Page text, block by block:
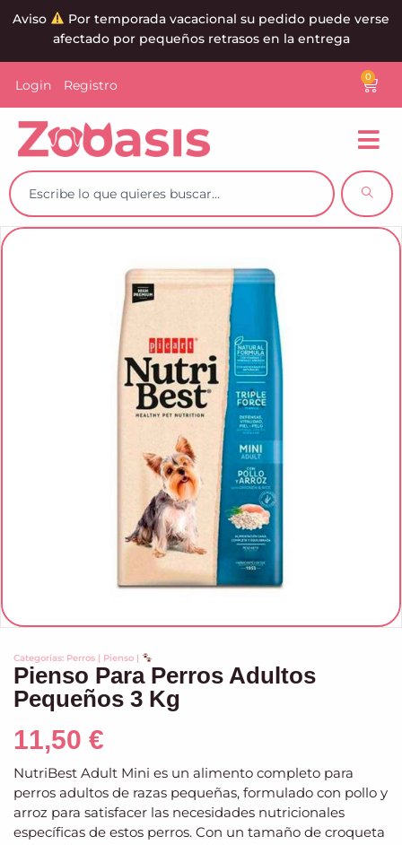
Aviso
Por temporada vacacional su pedido puede verse
afectado por pequeños retrasos en la entrega
Login Registro 0
Categorías: Perros | Pienso |
Pienso Para Perros Adultos
Pequeños 3 Kg
11,50 €
NutriBest Adult Mini es un alimento completo para
perros adultos de razas pequeñas, formulado con pollo y
arroz para satisfacer las necesidades nutricionales
específicas de estos perros. Con un tamaño de croqueta